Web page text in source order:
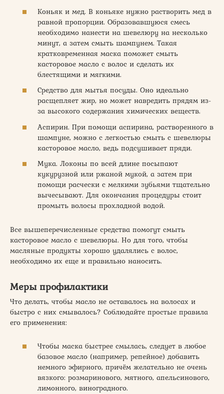
Коньяк и мед. В коньяке нужно растворить мед в
равной пропорции. Образовавшуюся смесь
необходимо нанести на шевелюру на несколько
минут, а затем смыть шампунем. Такая
кратковременная маска поможет смыть
касторовое масло с волос и сделать их
блестящими и мягкими.
Средство для мытья посуды. Оно идеально
расщепляет жир, но может навредить прядям из-
за высокого содержания химических веществ.
Аспирин. При помощи аспирина, растворенного в
шампуне, можно с легкостью смыть с шевелюры
касторовое масло, ведь подсушивает пряди.
Мука. Локоны по всей длине посыпают
кукурузной или ржаной мукой, а затем при
помощи расчески с мелкими зубьями тщательно
вычесывают. Для окончания процедуры стоит
промыть волосы прохладной водой.
Все вышеперечисленные средства помогут смыть
касторовое масло с шевелюры. Но для того, чтобы
масляные продукты хорошо удалялись с волос,
необходимо их еще и правильно наносить.
Меры профилактики
Что делать, чтобы масло не оставалось на волосах и
быстро с них смывалось? Соблюдайте простые правила
его применения:
Чтобы маска быстрее смылась, следует в любое
базовое масло (например, репейное) добавить
немного эфирного, причём желательно не очень
вязкого: розмаринового, мятного, апельсинового,
лимонного, виноградного.